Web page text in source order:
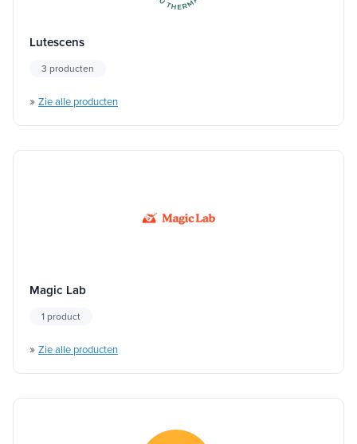
Lutescens
3 producten
» Zie alle producten
Magic Lab
1 product
» Zie alle producten